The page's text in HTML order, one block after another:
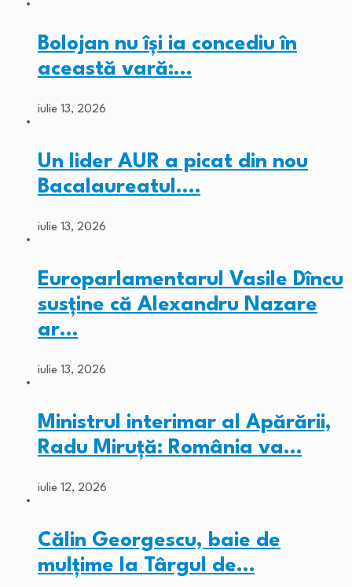
Bolojan nu își ia concediu în
această vară:…
iulie 13, 2026
Un lider AUR a picat din nou
Bacalaureatul.…
iulie 13, 2026
Europarlamentarul Vasile Dîncu
susține că Alexandru Nazare
ar…
iulie 13, 2026
Ministrul interimar al Apărării,
Radu Miruță: România va…
iulie 12, 2026
Călin Georgescu, baie de
mulțime la Târgul de…